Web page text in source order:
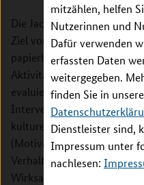
mitzählen, helfen
Nutzerinnen und
Dafür verwenden
erfassten Daten
weitergegeben.
finden Sie in
Dienstleister sind,
Impressum unter
nachlesen:
Die Jacobs Universität
Ziel von TP 2 "PROMOTE"
papierbasierte
Aktivität im Alter zu
evaluieren und miteinander
Interventionen sind auf das
kulturellen Hintergrund
(Motivation, das bisherige
Verhaltensänderung)
Wirksamkeit der